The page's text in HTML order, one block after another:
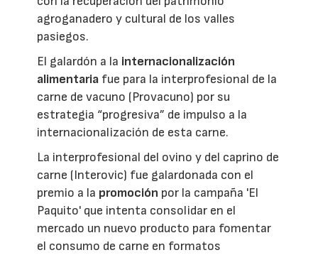
agroganadero y cultural de los valles
pasiegos.
El galardón a la internacionalización
alimentaria fue para la interprofesional de la
carne de vacuno (Provacuno) por su
estrategia “progresiva” de impulso a la
internacionalización de esta carne.
La interprofesional del ovino y del caprino de
carne (Interovic) fue galardonada con el
premio a la promoción por la campaña 'El
Paquito' que intenta consolidar en el
mercado un nuevo producto para fomentar
el consumo de carne en formatos